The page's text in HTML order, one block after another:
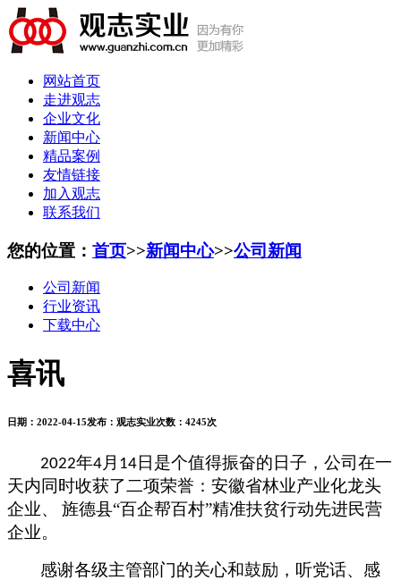
网站首页
走进观志
企业文化
新闻中心
精品案例
友情链接
加入观志
联系我们
您的位置： 首页>>新闻中心>>公司新闻
公司新闻
行业资讯
下载中心
喜讯
日期： 2022-04-15发布： 观志实业次数： 4245次
2022年4 月 14日是个值得振奋的日子，公司在一
天内同时收获了二项荣誉：安徽省林业产业化龙头
企业、
旌德县“百企帮百村”精准扶贫行动先进民营
企业。
感谢各级主管部门的关心和鼓励，听党话、感